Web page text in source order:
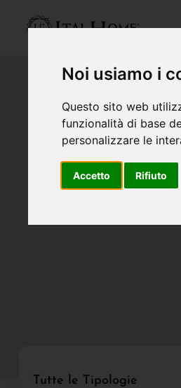
Noi usiamo i
Questo sito web
funzionalità di base
personalizzare le
Accetto Rifiuto
Tutte le Tipologie